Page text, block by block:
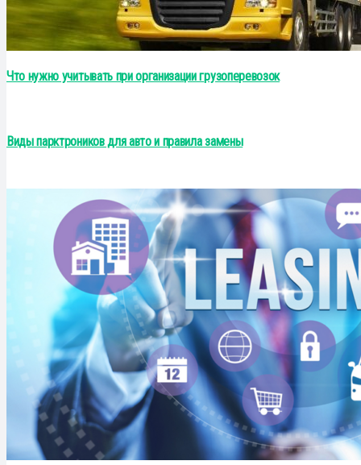
Что нужно учитывать при организации грузоперевозок
Виды парктроников для авто и правила замены